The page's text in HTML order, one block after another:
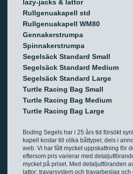
lazy-jacks & lattor
Rullgenuakapell std
Rullgenuakapell WM80
Gennakerstrumpa
Spinnakerstrumpa
Segelsäck Standard Small
Segelsäck Standard Medium
Segelsäck Standard Large
Turtle Racing Bag Small
Turtle Racing Bag Medium
Turtle Racing Bag Large
Boding Segels har i 25 års tid försökt
kapell kostar till olika båttyper, dels i
web. Vi har fått mycket uppskattning för
eftersom pris varierar med
mycket på priset. Med detaljutföranden
lattor; travarsystem och travarbeslag